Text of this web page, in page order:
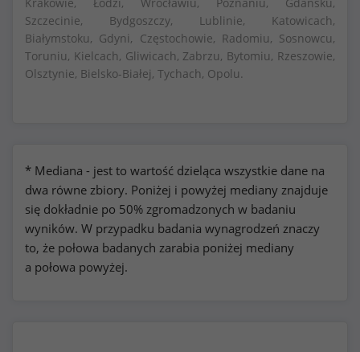
Szczecinie, Bydgoszczy, Lublinie, Katowicach,
Białymstoku, Gdyni, Częstochowie, Radomiu, Sosnowcu,
Toruniu, Kielcach, Gliwicach, Zabrzu, Bytomiu, Rzeszowie,
Olsztynie, Bielsko-Białej, Tychach, Opolu.
* Mediana - jest to wartość dzieląca wszystkie dane na
dwa równe zbiory. Poniżej i powyżej mediany znajduje
się dokładnie po 50% zgromadzonych w badaniu
wyników. W przypadku badania wynagrodzeń znaczy
to, że połowa badanych zarabia poniżej mediany
a połowa powyżej.